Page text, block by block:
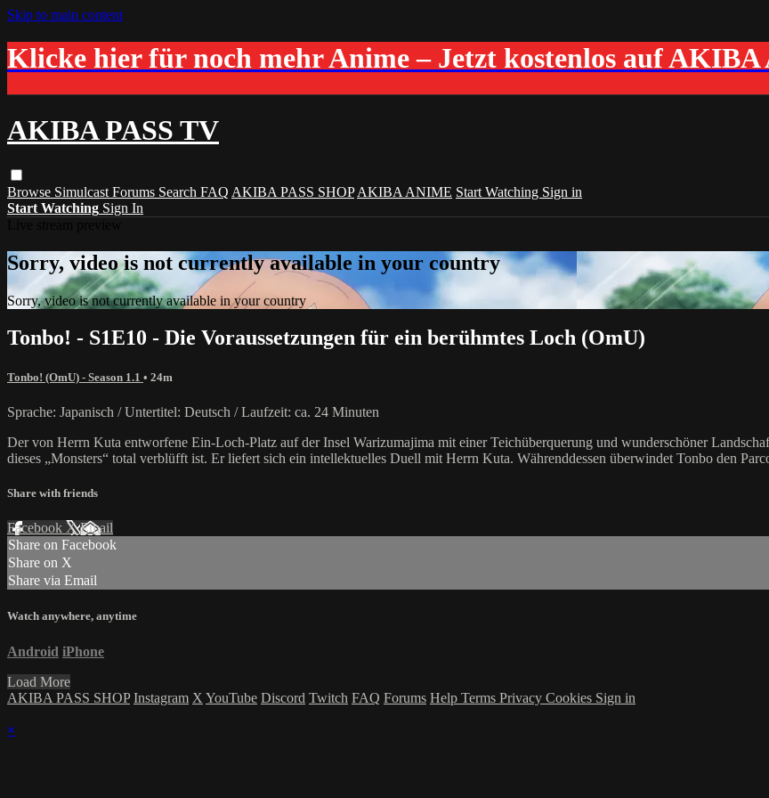
Skip to main content
Klicke hier für noch mehr Anime – Jetzt kostenlos auf
AKIBA PASS TV
Browse Simulcast Forums Search FAQ AKIBA PASS SHOP AKIBA ANIME Start Watching Sign in
Start Watching Sign In
Sorry, video is not currently available in your country
Sorry, video is not currently available in your country
Tonbo! - S1E10 - Die Voraussetzungen für ein berühmtes Loch (OmU)
Tonbo! (OmU) - Season 1.1 • 24m
Sprache: Japanisch / Untertitel: Deutsch / Laufzeit: ca. 24 Minuten
Der von Herrn Kuta entworfene Ein-Loch-Platz auf der Insel Warizumajima mit einer Teichüberquerung und wunderschöner
dieses „Monsters“ total verblüfft ist. Er liefert sich ein intellektuelles Duell mit Herrn Kuta. Währenddessen überwindet Tonbo den
Share with friends
Facebook XEmail
Share on Facebook
Share on X
Share via Email
Watch anywhere, anytime
Android iPhone
Load More
AKIBA PASS SHOP Instagram X YouTube Discord Twitch FAQ Forums Help Terms Privacy Cookies Sign in
×